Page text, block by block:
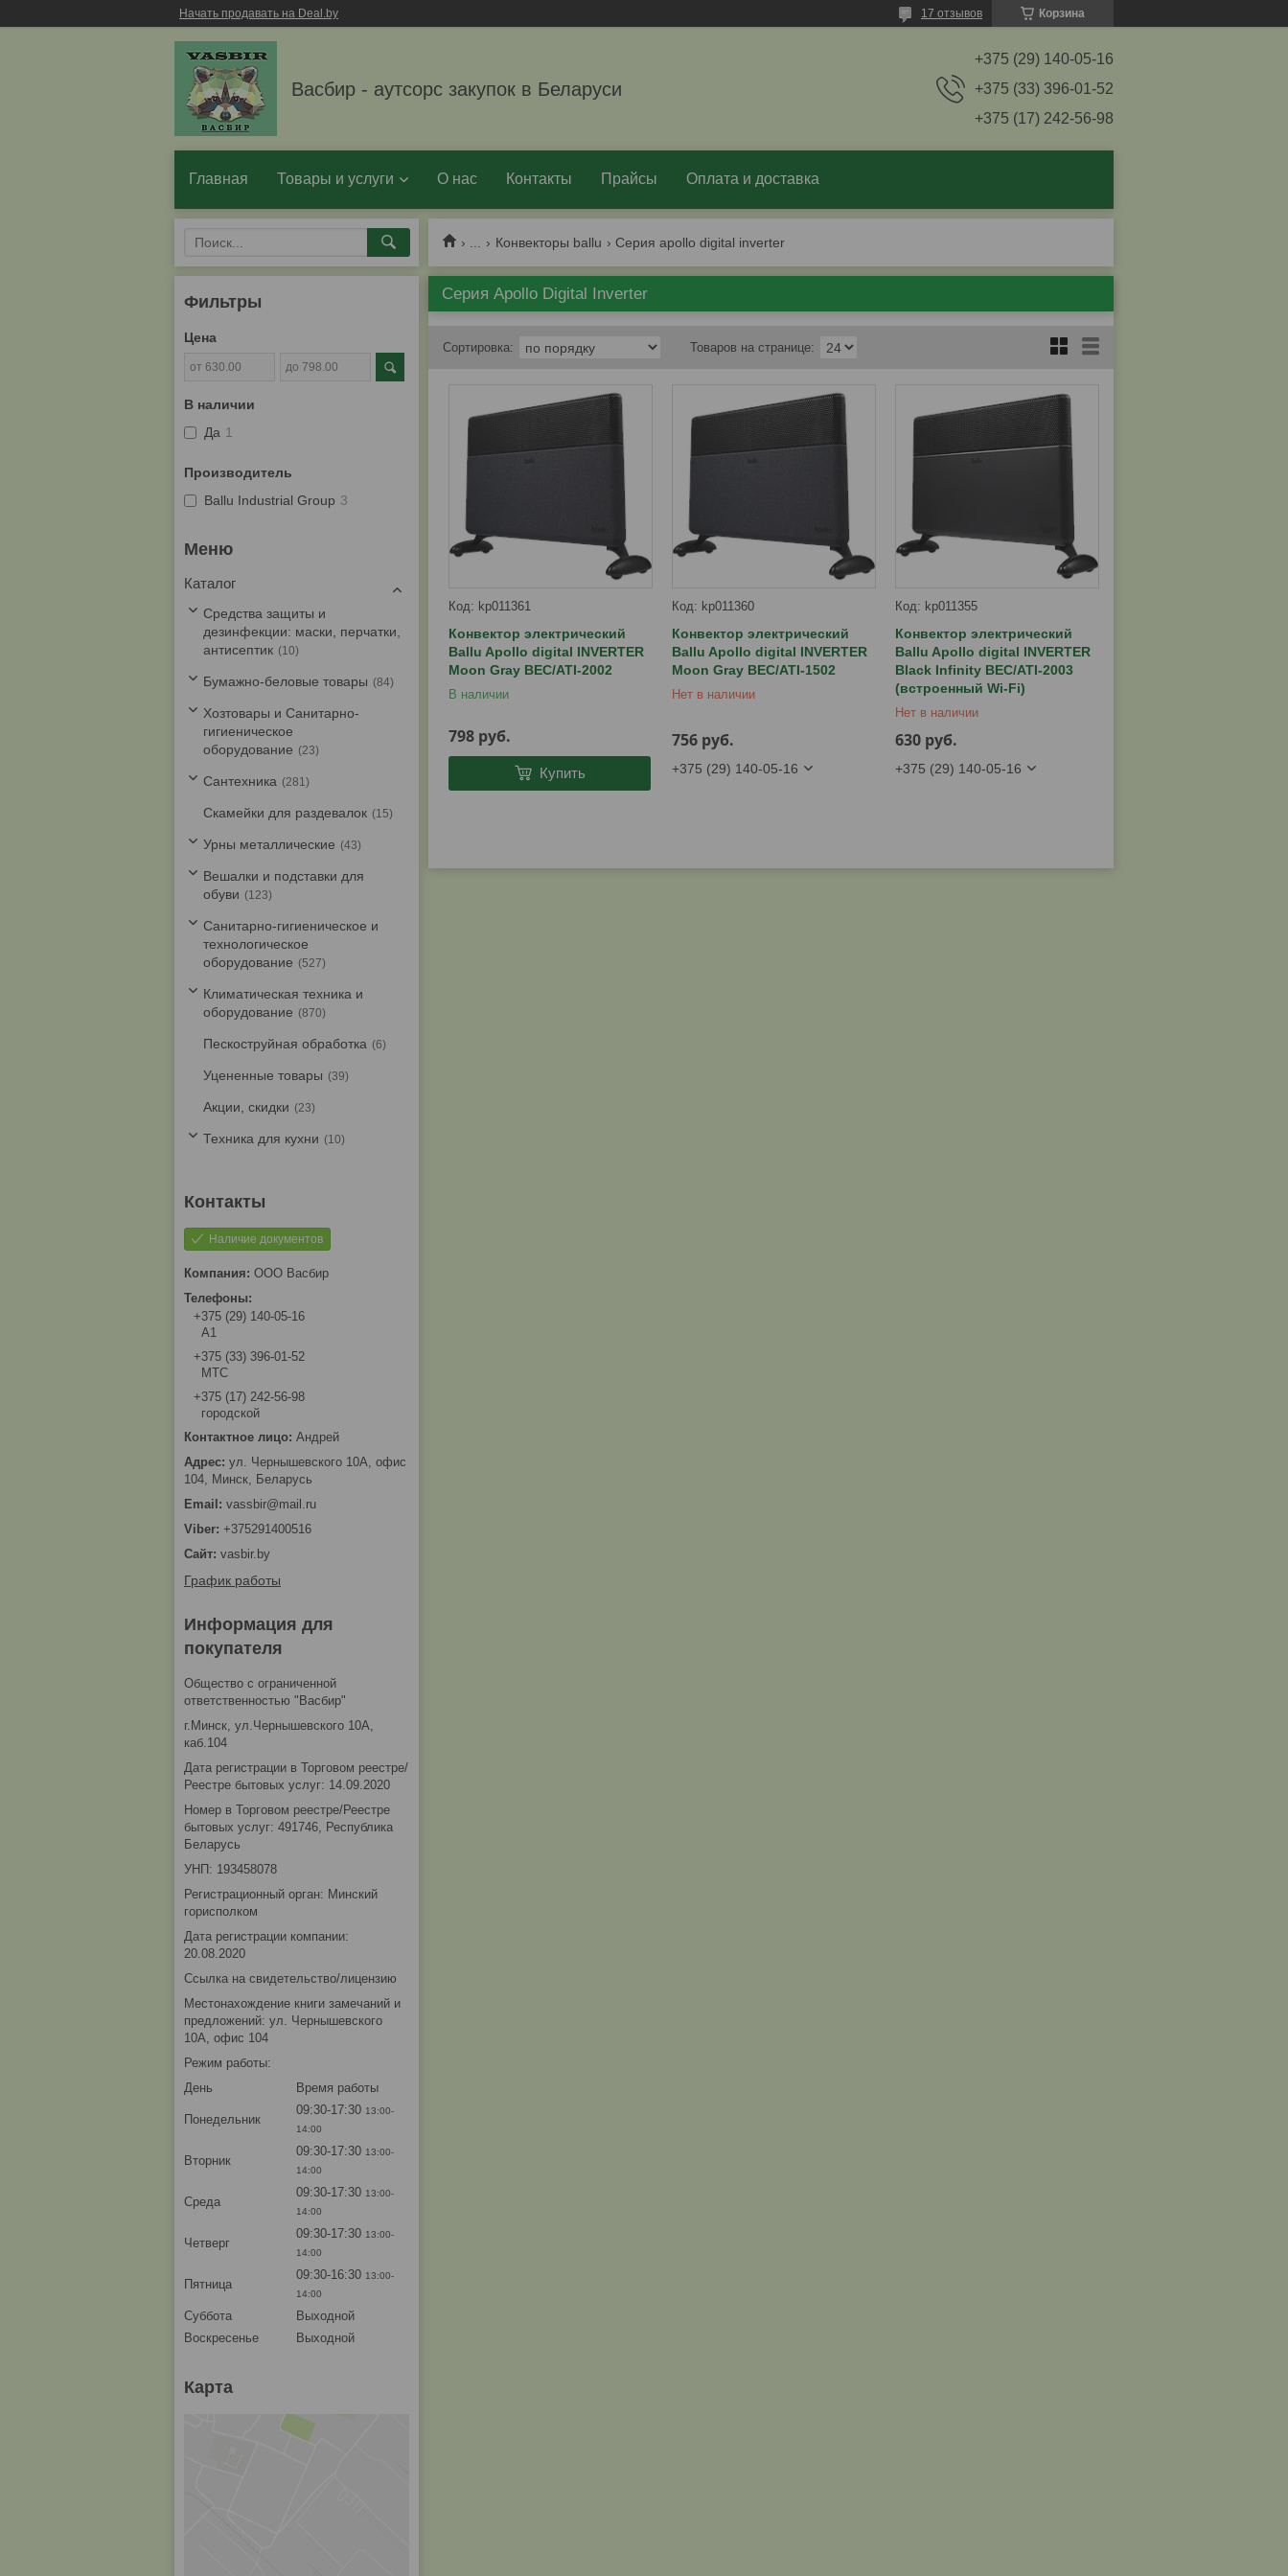
Начать продавать на Deal.by Корзина
17 отзывов
Васбир - аутсорс закупок в Беларуси
+375 (29) 140-05-16
+375 (33) 396-01-52
+375 (17) 242-56-98
Главная Товары и услуги О нас Контакты Прайсы Оплата и доставка
Конвекторы ballu Серия apollo digital inverter
Серия Apollo Digital Inverter
kp011361
Конвектор электрический
Ballu Apollo digital INVERTER
Moon Gray BEC/ATI-2002
В наличии
798 руб.
Купить
kp011360
Конвектор электрический
Ballu Apollo digital INVERTER
Moon Gray BEC/ATI-1502
Нет в наличии
756 руб.
+375 (29) 140-05-16
kp011355
Конвектор электрический
Ballu Apollo digital INVERTER
Black Infinity BEC/ATI-2003
(встроенный Wi-Fi)
Нет в наличии
630 руб.
+375 (29) 140-05-16
Фильтры
Цена
В наличии
Да 1
Производитель
Ballu Industrial Group 3
Каталог
Средства защиты и
дезинфекции: маски, перчатки,
антисептик
10
Бумажно-беловые товары 84
Хозтовары и Санитарно-
гигиеническое
оборудование
23
Cантехника 281
Скамейки для раздевалок 15
Урны металлические 43
Вешалки и подставки для
обуви
123
Санитарно-гигиеническое и
технологическое
оборудование
527
Климатическая техника и
оборудование
870
Пескоструйная обработка 6
Уцененные товары 39
Акции, скидки 23
Техника для кухни 10
Наличие документов
ООО Васбир
+375 (29) 140-05-16
A1
+375 (33) 396-01-52
МТС
+375 (17) 242-56-98
городской
Андрей
ул. Чернышевского 10А, офис
104, Минск, Беларусь
vassbir@mail.ru
+375291400516
vasbir.by
График работы
Информация для
покупателя
Общество с ограниченной
ответственностью "Васбир"
г.Минск, ул.Чернышевского 10А,
каб.104
Дата регистрации в Торговом реестре/
Реестре бытовых услуг: 14.09.2020
Номер в Торговом реестре/Реестре
бытовых услуг: 491746, Республика
Беларусь
УНП: 193458078
Регистрационный орган: Минский
горисполком
Дата регистрации компании:
20.08.2020
Ссылка на свидетельство/лицензию
Местонахождение книги замечаний и
предложений: ул. Чернышевского
10А, офис 104
Режим работы:
День
Время работы
Понедельник
09:30-17:30 13:00-
14:00
Вторник
09:30-17:30 13:00-
14:00
Среда
09:30-17:30 13:00-
14:00
Четверг
09:30-17:30 13:00-
14:00
Пятница
09:30-16:30 13:00-
14:00
Суббота
Выходной
Воскресенье
Выходной
Карта